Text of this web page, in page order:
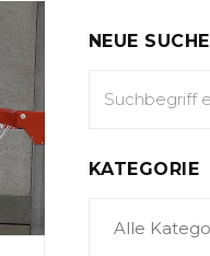
NEUE SUCHE
KATEGORIE